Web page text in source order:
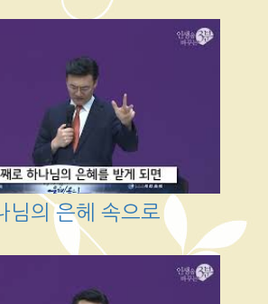
님의 은헤 속으로